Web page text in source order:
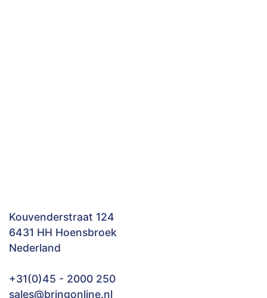
Kouvenderstraat 124
6431 HH Hoensbroek
Nederland
+31(0)45 - 2000 250
sales@bringonline.nl